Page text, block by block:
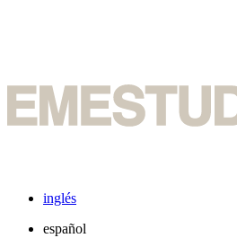
inglés
español